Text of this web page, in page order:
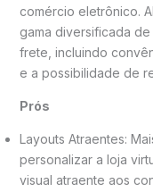
comércio eletrônico.
gama diversificada
frete, incluindo
e a possibilidade de
Prós
Layouts Atraentes:
personalizar a loja
visual atraente aos